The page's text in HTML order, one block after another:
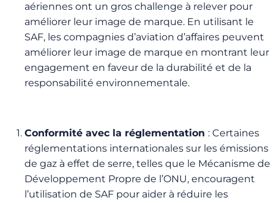
aériennes ont un gros challenge à relever pour
améliorer leur image de marque. En utilisant le
SAF, les compagnies d’aviation d’affaires peuvent
améliorer leur image de marque en montrant leur
engagement en faveur de la durabilité et de la
responsabilité environnementale.
Conformité avec la réglementation : Certaines
réglementations internationales sur les émissions
de gaz à effet de serre, telles que le Mécanisme de
Développement Propre de l’ONU, encouragent
l’utilisation de SAF pour aider à réduire les